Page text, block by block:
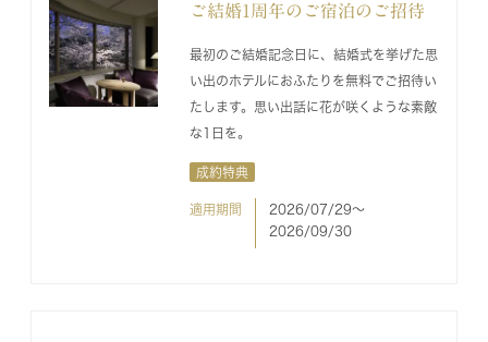
ご結婚1周年のご宿泊のご招待
最初のご結婚記念日に、結婚式を挙げた思
い出のホテルにおふたりを無料でご招待い
たします。思い出話に花が咲くような素敵
な1日を。
成約特典
適用期間
2026/07/29〜
2026/09/30